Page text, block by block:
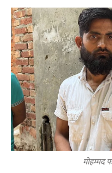
मोहम्मद